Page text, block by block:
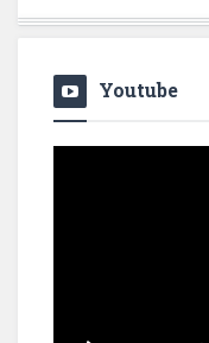
Youtube